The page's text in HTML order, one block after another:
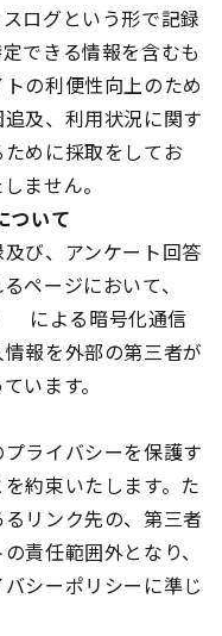
ログという形で記録
できる情報を含むも
の利便性向上のため
及、利用状況に関す
めに採取をしてお
ません。
ついて
び、アンケート回答
ページにおいて、
よる暗号化通信
報を外部の第三者が
います。
ライバシーを保護す
約束いたします。た
リンク先の、第三者
責任範囲外となり、
シーポリシーに準じ